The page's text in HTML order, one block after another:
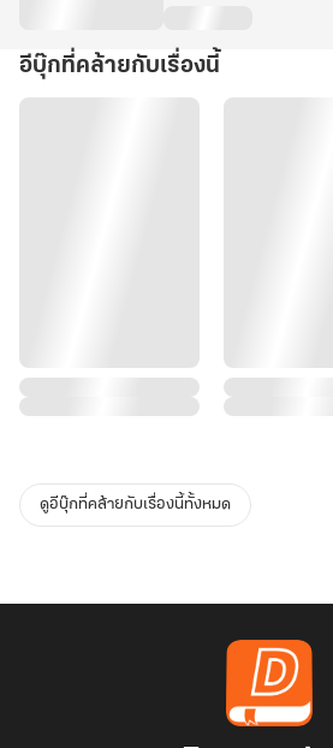
อีบุ๊กที่คล้ายกับเรื่องนี้
ดูอีบุ๊กที่คล้ายกับเรื่องนี้ทั้งหมด